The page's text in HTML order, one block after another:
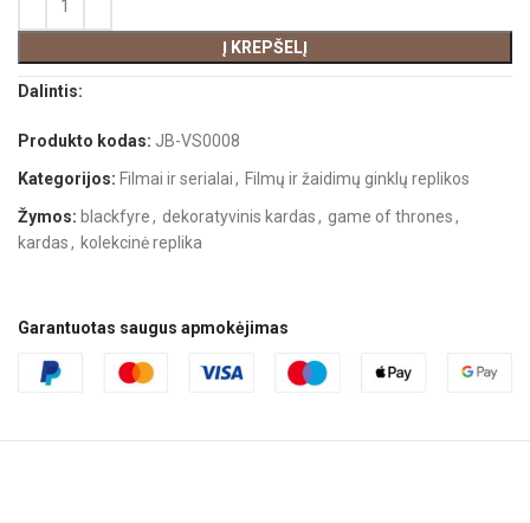
Į KREPŠELĮ
Dalintis:
Produkto kodas: JB-VS0008
Kategorijos: Filmai ir serialai, Filmų ir žaidimų ginklų replikos
Žymos: blackfyre, dekoratyvinis kardas, game of thrones,
kardas, kolekcinė replika
Garantuotas saugus apmokėjimas